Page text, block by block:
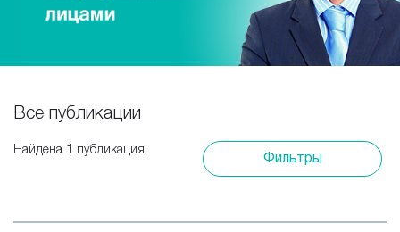
Все публикации
Найдена 1 публикация
Фильтры